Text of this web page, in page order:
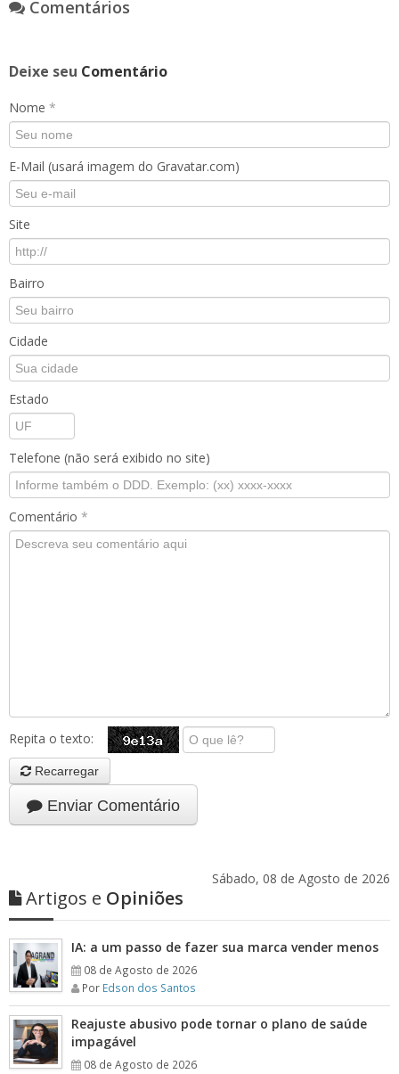
Comentários
Deixe seu Comentário
Nome *
E-Mail (usará imagem do Gravatar.com)
Site
Bairro
Cidade
Estado
Telefone (não será exibido no site)
Comentário *
Repita o texto:
Recarregar
Enviar Comentário
Sábado, 08 de Agosto de 2026
Artigos e Opiniões
IA: a um passo de fazer sua marca vender menos
08 de Agosto de 2026
Por Edson dos Santos
Reajuste abusivo pode tornar o plano de saúde
impagável
08 de Agosto de 2026